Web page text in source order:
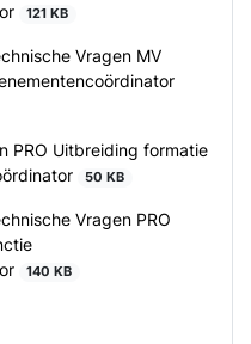
121 KB
Vragen MV
PRO Uitbreiding formatie
50 KB
Vragen PRO
140 KB